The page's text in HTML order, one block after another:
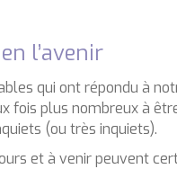
l’avenir
qui ont répondu à
fois plus nombreux à
(ou très inquiets).
et à venir peuvent